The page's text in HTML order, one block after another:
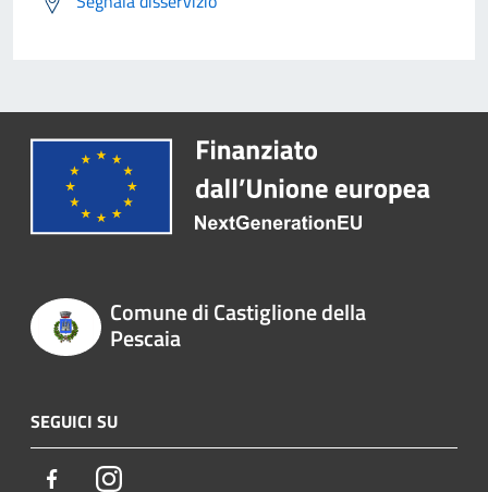
Comune di Castiglione della
Pescaia
SEGUICI SU
FacebookInstagram